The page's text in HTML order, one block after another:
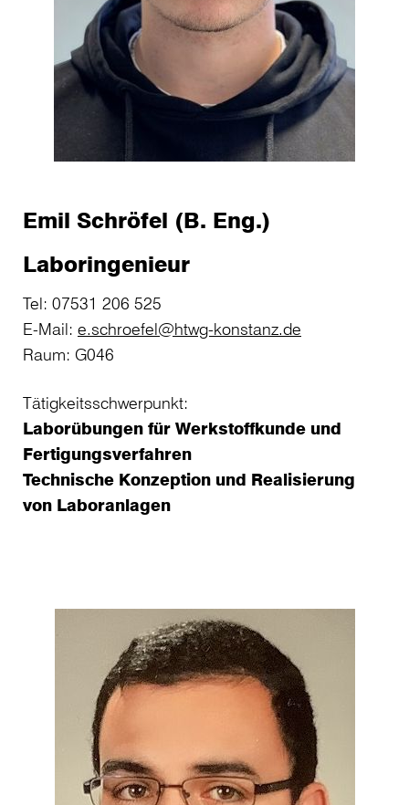
Emil Schröfel (B. Eng.)
Laboringenieur
Tel: 07531 206 525
E-Mail: e.schroefel@htwg-konstanz.de
Raum: G046
Tätigkeitsschwerpunkt:
Laborübungen für Werkstoffkunde und
Fertigungsverfahren
Technische Konzeption und Realisierung
von Laboranlagen